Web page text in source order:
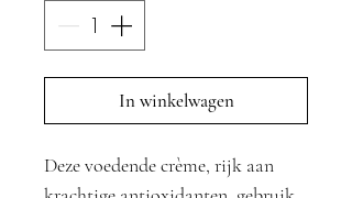
In winkelwagen
Deze voedende crème, rijk aan